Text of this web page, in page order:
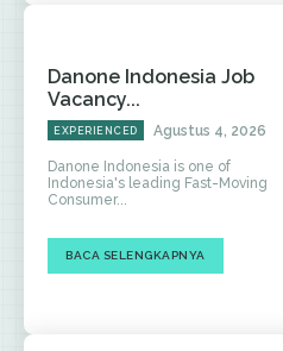
Danone Indonesia Job
Vacancy...
EXPERIENCED Agustus 4, 2026
Danone Indonesia is one of
Indonesia's leading Fast-Moving
Consumer...
BACA SELENGKAPNYA